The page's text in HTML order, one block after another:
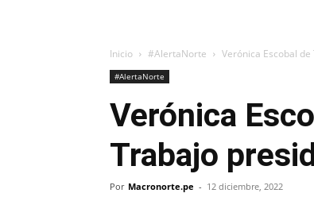
Inicio #AlertaNorte Verónica Escobal
#AlertaNorte
Verónica
Trabajo
Por Macronorte.pe - 12 diciembre, 2022